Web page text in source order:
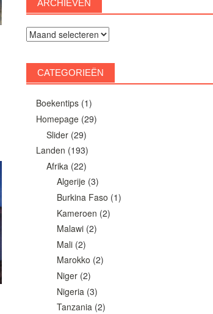
ARCHIEVEN
Archieven
CATEGORIEËN
Boekentips (1)
Homepage (29)
Slider (29)
Landen (193)
Afrika (22)
Algerije (3)
Burkina Faso (1)
Kameroen (2)
Malawi (2)
Mali (2)
Marokko (2)
Niger (2)
Nigeria (3)
Tanzania (2)